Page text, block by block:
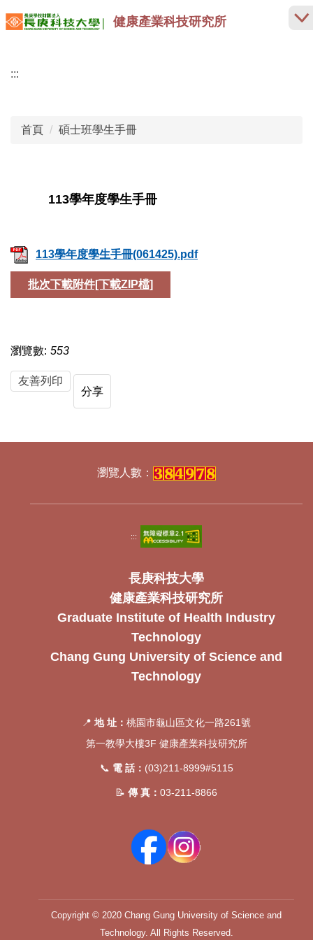
跳
到
內
健康產業科技研究所
:::
首頁 碩士班學生手冊
113學年度學生手冊
113學年度學生手冊(061425).pdf
批次下載附件[下載ZIP檔]
瀏覽數: 553
友善列印
分享
:::
長庚科技大學
健康產業科技研究所
Graduate Institute of Health Industry
Technology
Chang Gung University of Science and
Technology
📍 地 址： 桃園市龜山區文化一路261號
第一教學大樓3F 健康產業科技研究所
📞 電 話： (03)211-8999#5115
📝 傳 真： 03-211-8866
Copyright © 2020 Chang Gung University of Science and
Technology. All Rights Reserved.